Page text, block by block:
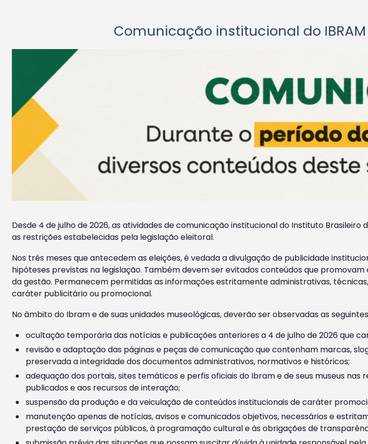
Comunicação institucional do
Desde 4 de julho de 2026, as atividades de comunicação institucional do Instituto
as restrições estabelecidas pela legislação eleitoral.
Nos três meses que antecedem as eleições, é vedada a divulgação de publicidade
hipóteses previstas na legislação. Também devem ser evitados conteúdos que
da gestão. Permanecem permitidas as informações estritamente administrativas,
caráter publicitário ou promocional.
No âmbito do Ibram e de suas unidades museológicas, deverão ser observadas as
ocultação temporária das notícias e publicações anteriores a 4 de julho de 2026 que
revisão e adaptação das páginas e peças de comunicação que contenham marcas,
preservada a integridade dos documentos administrativos, normativos e históricos;
adequação dos portais, sites temáticos e perfis oficiais do Ibram e de seus museus nas
publicados e aos recursos de interação;
suspensão da produção e da veiculação de conteúdos institucionais de caráter
manutenção apenas de notícias, avisos e comunicados objetivos, necessários e
prestação de serviços públicos, à programação cultural e às obrigações de